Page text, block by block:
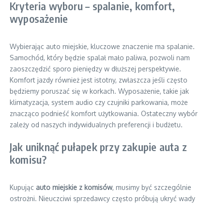
Kryteria wyboru – spalanie, komfort,
wyposażenie
Wybierając auto miejskie, kluczowe znaczenie ma spalanie.
Samochód, który będzie spalał mało paliwa, pozwoli nam
zaoszczędzić sporo pieniędzy w dłuższej perspektywie.
Komfort jazdy również jest istotny, zwłaszcza jeśli często
będziemy poruszać się w korkach. Wyposażenie, takie jak
klimatyzacja, system audio czy czujniki parkowania, może
znacząco podnieść komfort użytkowania. Ostateczny wybór
zależy od naszych indywidualnych preferencji i budżetu.
Jak uniknąć pułapek przy zakupie auta z
komisu?
Kupując auto miejskie z komisów, musimy być szczególnie
ostrożni. Nieuczciwi sprzedawcy często próbują ukryć wady